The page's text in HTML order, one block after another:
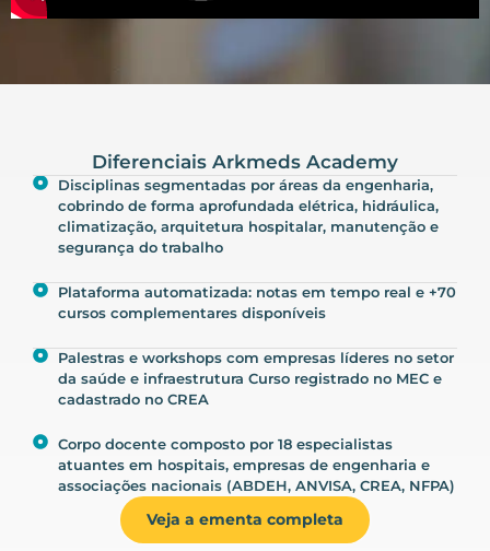
Diferenciais Arkmeds Academy
Disciplinas segmentadas por áreas da engenharia,
cobrindo de forma aprofundada elétrica, hidráulica,
climatização, arquitetura hospitalar, manutenção e
segurança do trabalho
Plataforma automatizada: notas em tempo real e +70
cursos complementares disponíveis
Palestras e workshops com empresas líderes no setor
da saúde e infraestrutura Curso registrado no MEC e
cadastrado no CREA
Corpo docente composto por 18 especialistas
atuantes em hospitais, empresas de engenharia e
associações nacionais (ABDEH, ANVISA, CREA, NFPA)
Veja a ementa completa